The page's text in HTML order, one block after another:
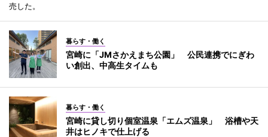
売した。
暮らす・働く
宮崎に「JMさかえまち公園」 公民連携でにぎわ
い創出、中高生タイムも
暮らす・働く
宮崎に貸し切り個室温泉「エムズ温泉」 浴槽や天
井はヒノキで仕上げる